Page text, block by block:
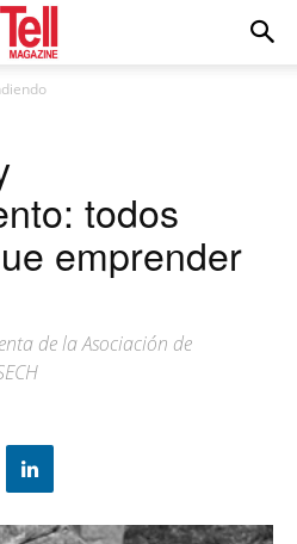
todos
emprender
de la Asociación de